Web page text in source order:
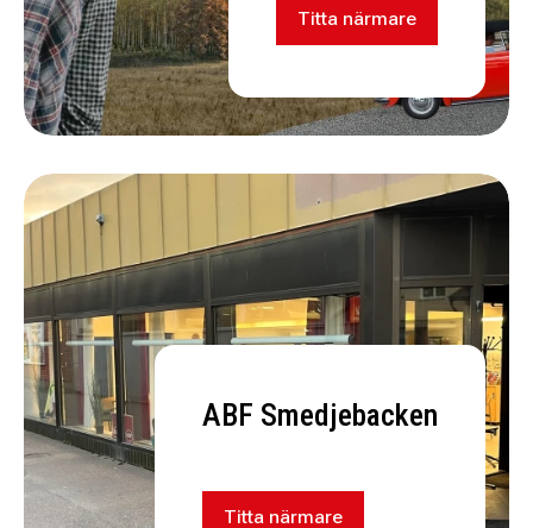
Titta närmare
ABF Smedjebacken
Titta närmare